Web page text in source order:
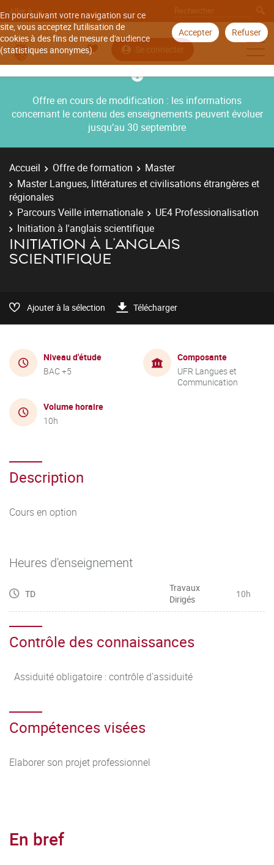
En poursuivant votre navigation sur ce
site, vous acceptez l'utilisation de
cookies à des fins de mesure d'audience
(statistiques anonymes).
Accepter Refuser
Aller à
Se connecter
Offre en cours de modification : les informations
concernant le contenu des enseignements peuvent évoluer
jusqu’au 30 septembre
Accueil Offre de formation
Master
Master Langues, littératures et civilisations étrangères et
régionales
Parcours Veille internationale
UE4 Professionalisation
Initiation à l'anglais scientifique
INITIATION À L'ANGLAIS
SCIENTIFIQUE
Ajouter à la sélection Télécharger
Niveau d'étude
BAC +5
Composante
UFR Langues et
Communication
Volume horaire
10h
Description
Cours en option
Heures d'enseignement
TD
Travaux
Dirigés
10h
Contrôle des connaissances
Assiduité obligatoire : contrôle d'assiduité
Compétences visées
Elaborer son projet professionnel
En bref